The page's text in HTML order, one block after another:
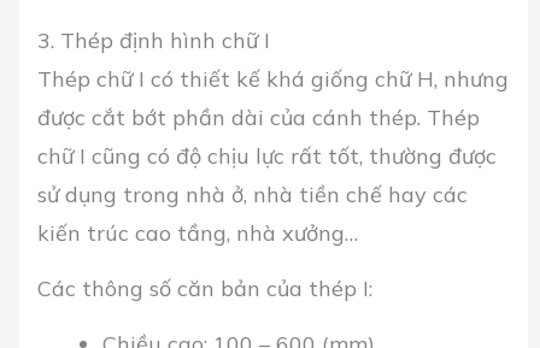
3. Thép định hình chữ I
Thép chữ I có thiết kế khá giống chữ H, nhưng
được cắt bớt phần dài của cánh thép. Thép
chữ I cũng có độ chịu lực rất tốt, thường được
sử dụng trong nhà ở, nhà tiền chế hay các
kiến trúc cao tầng, nhà xưởng…
Các thông số căn bản của thép I: